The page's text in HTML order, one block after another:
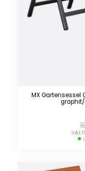
MX Gartensessel
inkl.